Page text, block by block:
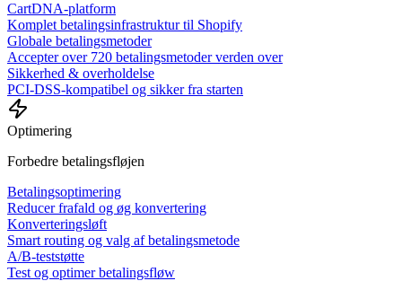
CartDNA-platform
Komplet betalingsinfrastruktur til Shopify
Globale betalingsmetoder
Accepter over 720 betalingsmetoder verden over
Sikkerhed & overholdelse
PCI-DSS-kompatibel og sikker fra starten
Optimering
Forbedre betalingsfløjen
Betalingsoptimering
Reducer frafald og øg konvertering
Konverteringsløft
Smart routing og valg af betalingsmetode
A/B-teststøtte
Test og optimer betalingsfløw